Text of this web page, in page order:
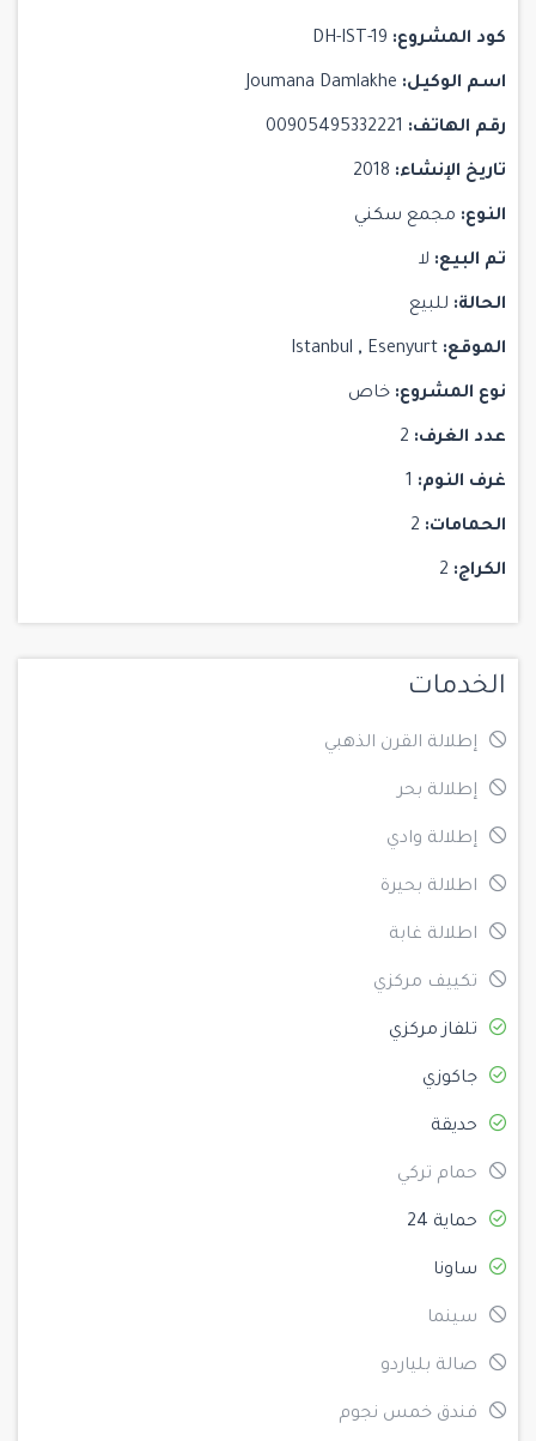
كود المشروع:
اسم الوكيل:
رقم الهاتف:
تاريخ الإنشاء:
النوع: مجمع سكني
تم البيع:
الحالة:
الموقع: Istanbul , Esenyurt
نوع المشروع: خاص
عدد الغرف:
غرف النوم:
الحمامات:
الكراج:
الخدمات
إطلالة القرن الذهبي
إطلالة بحر
إطلالة وادي
اطلالة بحيرة
اطلالة غابة
تكييف مركزي
تلفاز مركزي
جاكوزي
حديقة
حمام تركي
حماية 24
ساونا
سينما
صالة بلياردو
فندق خمس نجوم